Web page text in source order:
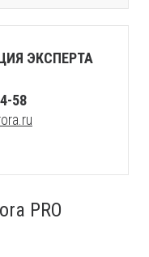
ЭКСПЕРТА
58
PRO